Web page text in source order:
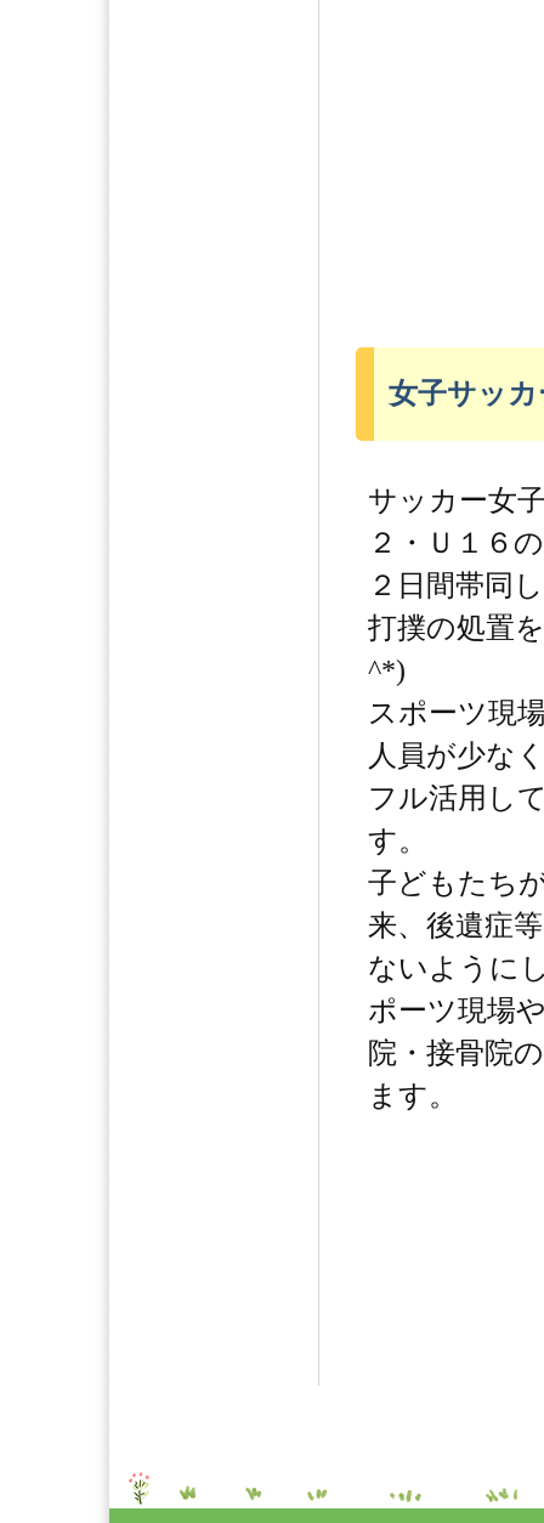
女子サッ
サッカー女
２・Ｕ１６
２日間帯同
打撲の処置
^*)
スポーツ現
人員が少な
フル活用し
す。
子どもたち
来、後遺症
ないように
ポーツ現場
院・接骨院
ます。